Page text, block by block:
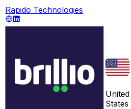
Rapido Technologies
United
States